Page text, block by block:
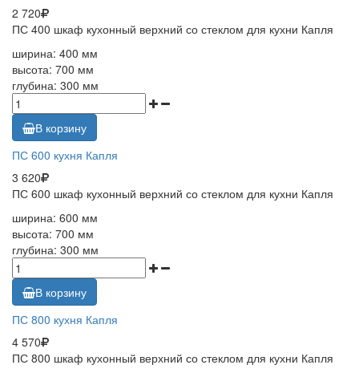
2 720
ПС 400 шкаф кухонный верхний со стеклом для кухни Капля
ширина: 400 мм
высота: 700 мм
глубина: 300 мм
В корзину
ПС 600 кухня Капля
3 620
ПС 600 шкаф кухонный верхний со стеклом для кухни Капля
ширина: 600 мм
высота: 700 мм
глубина: 300 мм
В корзину
ПС 800 кухня Капля
4 570
ПС 800 шкаф кухонный верхний со стеклом для кухни Капля